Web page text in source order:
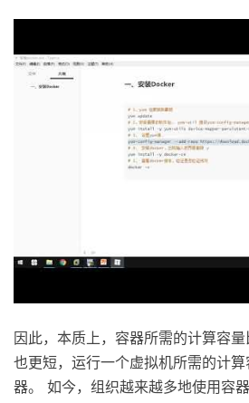
因此，本质上，容器所需的计算容
也更短，运行一个虚拟机所需的计
器。 如今，组织越来越多地使用容